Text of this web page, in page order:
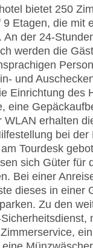
bietet 250
Etagen, die mit
An der 24-
werden die
und
Einrichtung des
eine
WLAN erhalten
bei der
Tourdesk
sich Güter für
Bei einer
dieses in einer
Zu den